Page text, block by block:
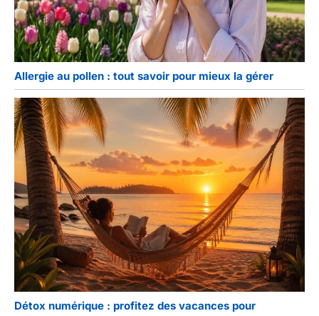
Allergie au pollen : tout savoir pour mieux la gérer
Détox numérique : profitez des vacances pour